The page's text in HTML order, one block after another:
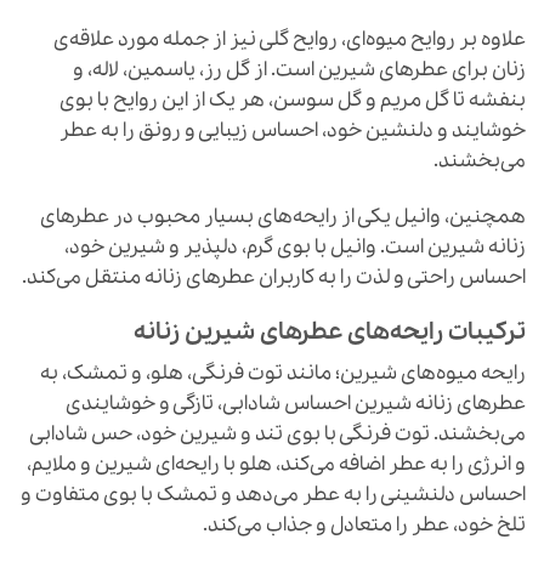
علاوه بر روایح میوه‌ای، روایح گلی نیز از جمله مورد علاقه‌ی
زنان برای عطرهای شیرین است. از گل رز، یاسمین، لاله، و
بنفشه تا گل مریم و گل سوسن، هر یک از این روایح با بوی
خوشایند و دلنشین خود، احساس زیبایی و رونق را به عطر
می‌بخشند.
همچنین، وانیل یکی از رایحه‌های بسیار محبوب در عطرهای
زنانه شیرین است. وانیل با بوی گرم، دلپذیر و شیرین خود،
احساس راحتی و لذت را به کاربران عطرهای زنانه منتقل می‌کند.
ترکیبات رایحه‌های عطرهای شیرین زنانه
رایحه میوه‌های شیرین؛ مانند توت فرنگی، هلو، و تمشک، به
عطرهای زنانه شیرین احساس شادابی، تازگی و خوشایندی
می‌بخشند. توت فرنگی با بوی تند و شیرین خود، حس شادابی
و انرژی را به عطر اضافه می‌کند، هلو با رایحه‌ای شیرین و ملایم،
احساس دلنشینی را به عطر می‌دهد و تمشک با بوی متفاوت و
تلخ خود، عطر را متعادل و جذاب می‌کند.